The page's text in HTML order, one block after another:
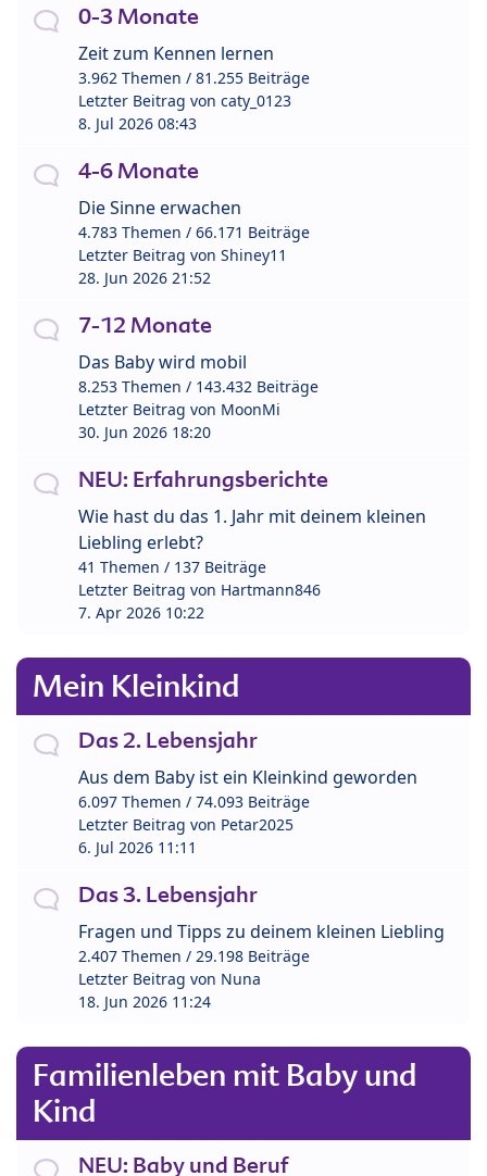
0-3 Monate
Zeit zum Kennen lernen
3.962 Themen / 81.255 Beiträge
Letzter Beitrag von caty_0123
8. Jul 2026 08:43
4-6 Monate
Die Sinne erwachen
4.783 Themen / 66.171 Beiträge
Letzter Beitrag von Shiney11
28. Jun 2026 21:52
7-12 Monate
Das Baby wird mobil
8.253 Themen / 143.432 Beiträge
Letzter Beitrag von MoonMi
30. Jun 2026 18:20
NEU: Erfahrungsberichte
Wie hast du das 1. Jahr mit deinem kleinen
Liebling erlebt?
41 Themen / 137 Beiträge
Letzter Beitrag von Hartmann846
7. Apr 2026 10:22
Mein Kleinkind
Das 2. Lebensjahr
Aus dem Baby ist ein Kleinkind geworden
6.097 Themen / 74.093 Beiträge
Letzter Beitrag von Petar2025
6. Jul 2026 11:11
Das 3. Lebensjahr
Fragen und Tipps zu deinem kleinen Liebling
2.407 Themen / 29.198 Beiträge
Letzter Beitrag von Nuna
18. Jun 2026 11:24
Familienleben mit Baby und
Kind
NEU: Baby und Beruf